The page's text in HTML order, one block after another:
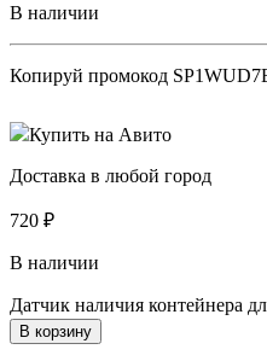
В наличии
Копируй промокод
Купить на Авито
Доставка в любой город
720 ₽
В наличии
Датчик наличия контейнера
В корзину